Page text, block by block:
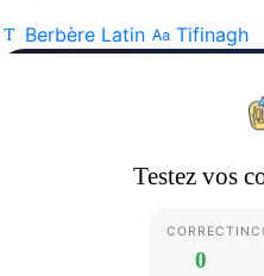
Berbère Latin
Tifinagh
Testez vos
CORRECT
0